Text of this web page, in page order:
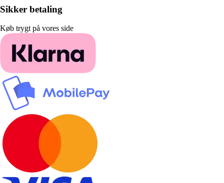
Sikker betaling
Køb trygt på vores side